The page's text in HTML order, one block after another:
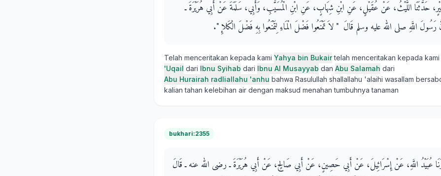
حَدَّثَنَا اللَّيْثُ، عَنْ عُقَيْلٍ، عَنِ ابْنِ شِهَابٍ، عَنِ ابْنِ الْمُسَيَّبِ، وَأَبِي، سَلَمَةَ عَنْ أَبِي هُرَيْرَةَ ـ
اللَّهِ صلى الله عليه وسلم قَالَ ‏ "‏ لاَ تَمْنَعُوا فَضْلَ الْمَاءِ لِتَمْنَعُوا بِهِ فَضْلَ الْكَلإِ ‏"‏‏.‏
Telah menceritakan kepada kami Yahya bin Bukairtelah menceritakan kepada kami
'Uqail dari Ibnu Syihab dari Ibnu Al Musayyab dan Abu Salamah dari
Abu Hurairah radliallahu 'anhu bahwa Rasulullah shallallahu 'alaihi wasallam
kalian tahan kelebihan air dengan maksud menahan tumbuhnya tanaman
bukhari:2355
عُبَيْدُ اللَّهِ، عَنْ إِسْرَائِيلَ، عَنْ أَبِي حَصِينٍ، عَنْ أَبِي صَالِحٍ، عَنْ أَبِي هُرَيْرَةَ ـ رضى الله عنه ـ قَالَ